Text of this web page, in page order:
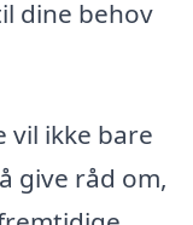
dine behov
vil ikke bare
give råd om,